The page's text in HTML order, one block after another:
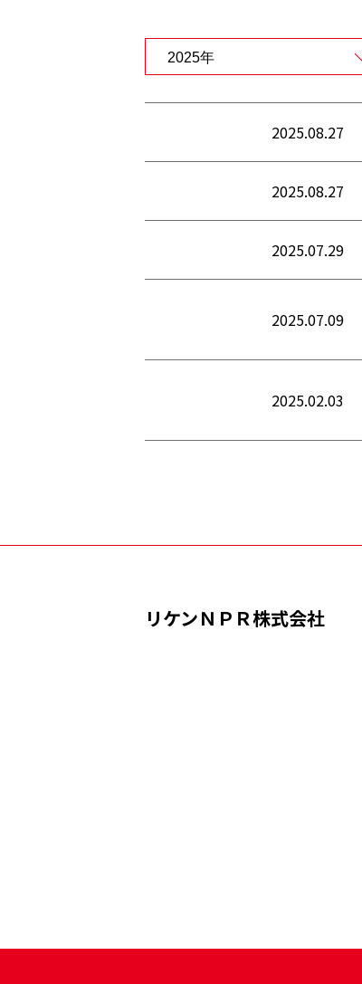
2025.08.27
2025.08.27
2025.07.29
2025.07.09
2025.02.03
リケンＮＰＲ株式会社